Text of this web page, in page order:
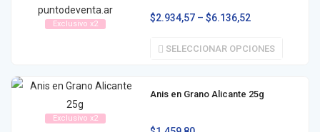
Exclusivo x2 $2.934,57– $6.136,52
SELECCIONAR OPCIONES
Exclusivo x2
Anis en Grano Alicante 25g